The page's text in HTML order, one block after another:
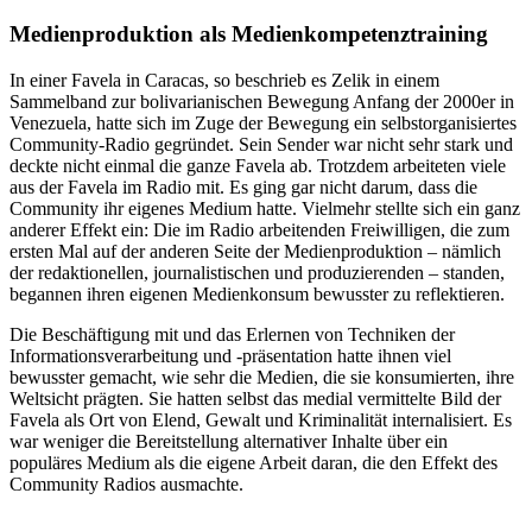
Medienproduktion als Medienkompetenztraining
In einer Favela in Caracas, so beschrieb es Zelik in einem
Sammelband zur bolivarianischen Bewegung Anfang der 2000er in
Venezuela, hatte sich im Zuge der Bewegung ein selbstorganisiertes
Community-Radio gegründet. Sein Sender war nicht sehr stark und
deckte nicht einmal die ganze Favela ab. Trotzdem arbeiteten viele
aus der Favela im Radio mit. Es ging gar nicht darum, dass die
Community ihr eigenes Medium hatte. Vielmehr stellte sich ein ganz
anderer Effekt ein: Die im Radio arbeitenden Freiwilligen, die zum
ersten Mal auf der anderen Seite der Medienproduktion – nämlich
der redaktionellen, journalistischen und produzierenden – standen,
begannen ihren eigenen Medienkonsum bewusster zu reflektieren.
Die Beschäftigung mit und das Erlernen von Techniken der
Informationsverarbeitung und -präsentation hatte ihnen viel
bewusster gemacht, wie sehr die Medien, die sie konsumierten, ihre
Weltsicht prägten. Sie hatten selbst das medial vermittelte Bild der
Favela als Ort von Elend, Gewalt und Kriminalität internalisiert. Es
war weniger die Bereitstellung alternativer Inhalte über ein
populäres Medium als die eigene Arbeit daran, die den Effekt des
Community Radios ausmachte.